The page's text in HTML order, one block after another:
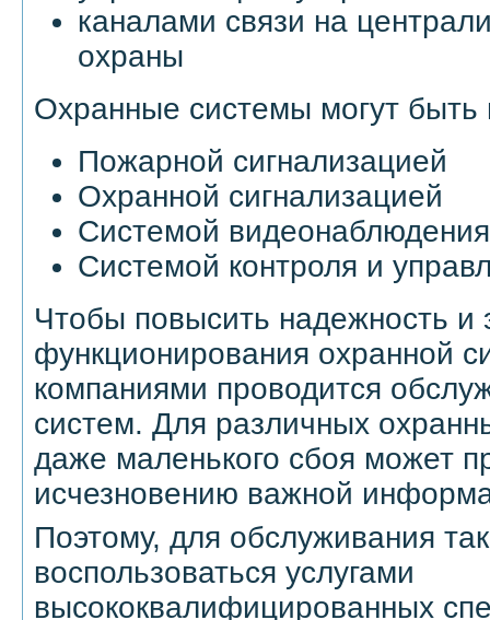
каналами связи на
охраны
Охранные системы могут быть
Пожарной сигнализацией
Охранной сигнализацией
Системой видеонаблюдения
Системой контроля и
Чтобы повысить надежность и
функционирования охранной
компаниями проводится
систем. Для различных
даже маленького сбоя может
исчезновению важной
Поэтому, для обслуживания
воспользоваться услугами
высококвалифицированных